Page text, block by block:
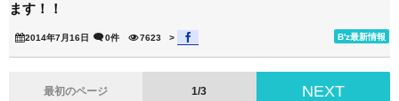
ます！！
2014年7月16日 B'z最新情報
0件 7623 >
最初のページ 1/3 NEXT